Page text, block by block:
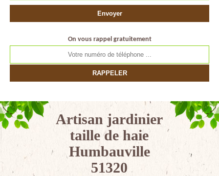
On vous rappel gratuitement
Artisan jardinier
taille de haie
Humbauville
51320